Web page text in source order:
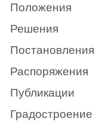
Положения
Решения
Постановления
Распоряжения
Публикации
Градостроение